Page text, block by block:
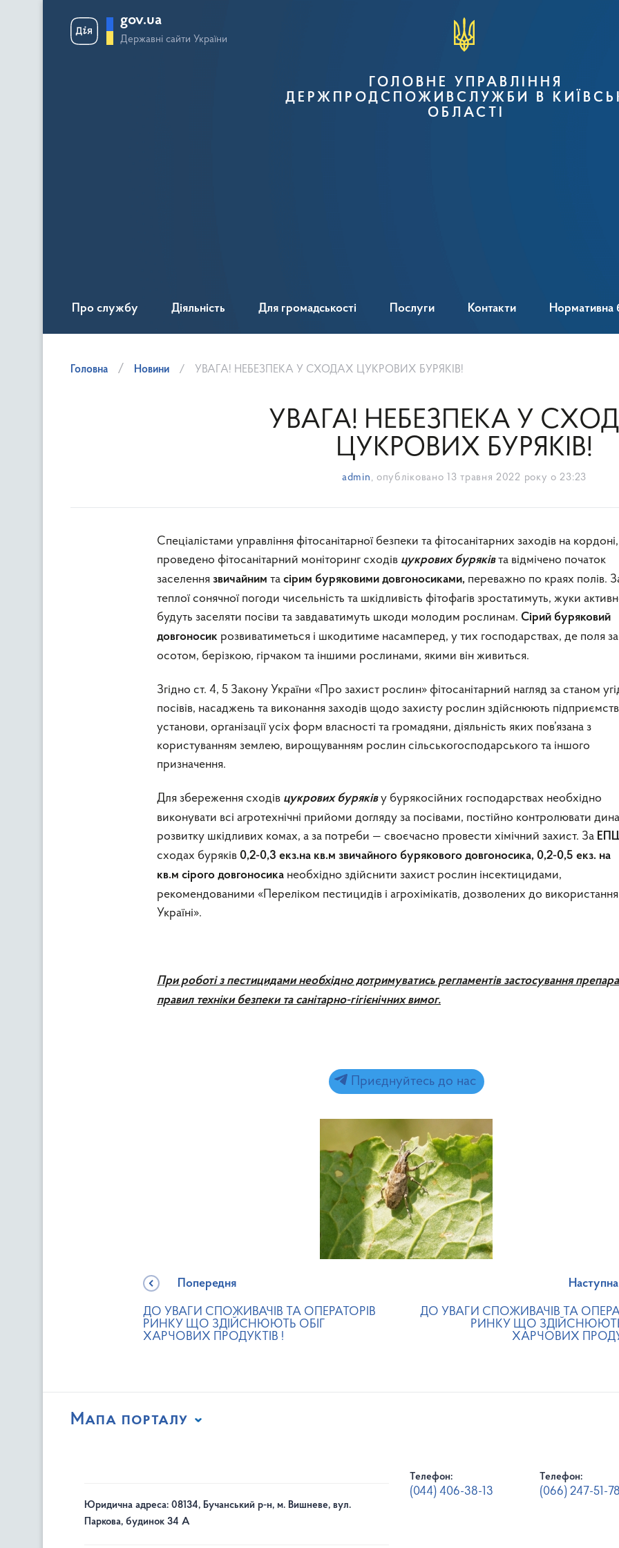
gov.ua
Державні сайти України
ГОЛОВНЕ УПРАВЛІННЯ
ДЕРЖПРОДСПОЖИВСЛУЖБИ В
ОБЛАСТІ
Про службу Діяльність Для громадськості Послуги Контакти Нормативна
Головна Новини УВАГА! НЕБЕЗПЕКА У СХОДАХ ЦУКРОВИХ БУРЯКІВ!
УВАГА! НЕБЕЗПЕКА У
ЦУКРОВИХ БУРЯКІВ!
admin , опубліковано 13 травня 2022 року о 23:23
Спеціалістами управління фітосанітарної безпеки та фітосанітарних заходів на кордоні,
проведено фітосанітарний моніторинг сходів цукрових буряківта відмічено початок
заселення звичайним та сірим буряковими довгоносиками, переважно по краях полів.
теплої сонячної погоди чисельність та шкідливість фітофагів зростатимуть, жуки
будуть заселяти посіви та завдаватимуть шкоди молодим рослинам. Сірий буряковий
довгоносик розвиватиметься і шкодитиме насамперед, у тих господарствах, де поля
осотом, берізкою, гірчаком та іншими рослинами, якими він живиться.
Згідно ст. 4, 5 Закону України «Про захист рослин» фітосанітарний нагляд за станом
посівів, насаджень та виконання заходів щодо захисту рослин здійснюють
установи, організації усіх форм власності та громадяни, діяльність яких пов’язана з
користуванням землею, вирощуванням рослин сільськогосподарського та іншого
призначення.
Для збереження сходів цукрових буряківу бурякосійних господарствах необхідно
виконувати всі агротехнічні прийоми догляду за посівами, постійно контролювати
розвитку шкідливих комах, а за потреби — своєчасно провести хімічний захист. За
сходах буряків 0,2-0,3 екз.на кв.м звичайного бурякового довгоносика, 0,2-0,5 екз. на
кв.м сірого довгоносика необхідно здійснити захист рослин інсектицидами,
рекомендованими «Переліком пестицидів і агрохімікатів, дозволених до
Україні».
При роботі з пестицидами необхідно дотримуватись регламентів застосування
правил техніки безпеки та санітарно-гігієнічних вимог.
Приєднуйтесь до нас
Попередня
ДО УВАГИ СПОЖИВАЧІВ ТА ОПЕРАТОРІВ
РИНКУ ЩО ЗДІЙСНЮЮТЬ ОБІГ
ХАРЧОВИХ ПРОДУКТІВ !
Наступна
ДО УВАГИ СПОЖИВАЧІВ ТА
РИНКУ ЩО
ХАРЧОВИХ
Мапа порталу
Юридична адреса: 08134, Бучанський р-н, м. Вишневе, вул.
Паркова, будинок 34 А
Телефон:
(044) 406-38-13
Телефон:
(066) 247-51-